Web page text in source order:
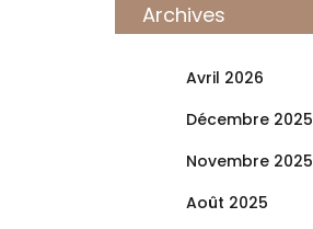
Archives
Avril 2026
Décembre 2025
Novembre 2025
Août 2025